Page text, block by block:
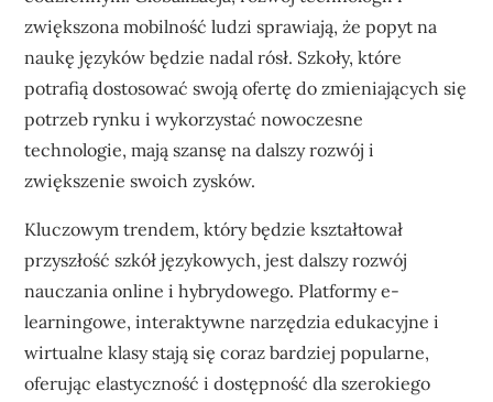
zwiększona mobilność ludzi sprawiają, że popyt na
naukę języków będzie nadal rósł. Szkoły, które
potrafią dostosować swoją ofertę do zmieniających się
potrzeb rynku i wykorzystać nowoczesne
technologie, mają szansę na dalszy rozwój i
zwiększenie swoich zysków.
Kluczowym trendem, który będzie kształtował
przyszłość szkół językowych, jest dalszy rozwój
nauczania online i hybrydowego. Platformy e-
learningowe, interaktywne narzędzia edukacyjne i
wirtualne klasy stają się coraz bardziej popularne,
oferując elastyczność i dostępność dla szerokiego